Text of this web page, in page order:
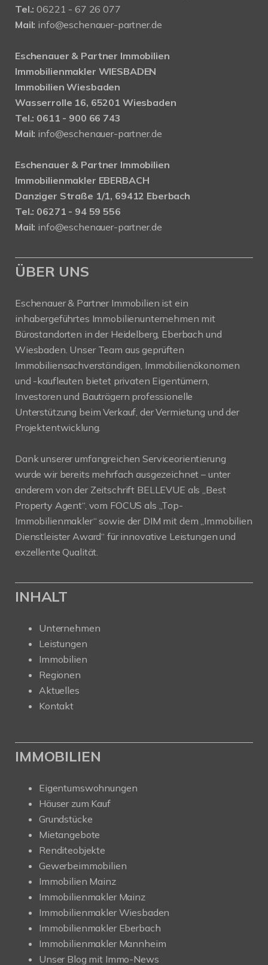
Tel.:06221 - 67 26 077
Mail: info@eschenauer-partner.de
Eschenauer & Partner Immobilien
Immobilienmakler WIESBADEN
Immobilien Wiesbaden
Wasserrolle 16, 65201 Wiesbaden
Tel.: 0611 - 900 66 743
Mail: info@eschenauer-partner.de
Eschenauer & Partner Immobilien
Immobilienmakler EBERBACH
Danziger Straße 1/1, 69412 Eberbach
Tel.: 06271 - 94 59 556
Mail: info@eschenauer-partner.de
ÜBER UNS
Eschenauer & Partner Immobilien ist ein
inhabergeführtes Immobilienunternehmen mit
Bürostandorten in der Heidelberg, Eberbach und
Wiesbaden. Unser Team aus geprüften
Immobiliensachverständigen, Immobilienökonomen
und -kaufleuten bietet privaten Eigentümern,
Investoren und Bauträgern professionelle
Unterstützung beim Verkauf, der Vermietung und der
Projektentwicklung.
Dank unserer umfangreichen Serviceorientierung
wurde wir bereits mehrfach ausgezeichnet – unter
anderem von der Zeitschrift BELLEVUE als „Best
Property Agent“, vom FOCUS als „Top-
Immobilienmakler“ sowie der DIM mit dem „Immobilien
Dienstleister Award“ für innovative Leistungen und
exzellente Qualität.
INHALT
Unternehmen
Leistungen
Immobilien
Regionen
Aktuelles
Kontakt
IMMOBILIEN
Eigentumswohnungen
Häuser zum Kauf
Grundstücke
Mietangebote
Renditeobjekte
Gewerbeimmobilien
Immobilien Mainz
Immobilienmakler Mainz
Immobilienmakler Wiesbaden
Immobilienmakler Eberbach
Immobilienmakler Mannheim
Unser Blog mit Immo-News